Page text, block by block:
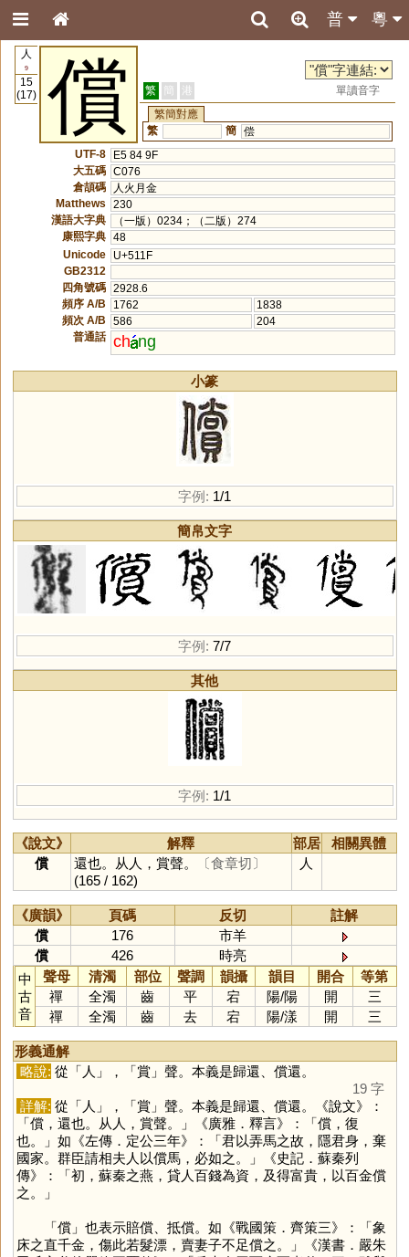
粵
普
人
9
15
(17)
償 繁 簡 港
單讀音字
繁簡對應
繁
簡 偿
UTF-8
E5 84 9F
大五碼 C076
倉頡碼
人火月金
Matthews
230
漢語大字典
（一版）0234；（二版）274
康熙字典 48
Unicode
U+511F
GB2312
四角號碼 2928.6
頻序 A/B
1762
1838
頻次 A/B
586
204
普通話 ch ng
小篆
字例: 1/1
簡帛文字
字例: 7/7
其他
字例: 1/1
《說文》 解釋 部居
相關異體
償
還也。从人，賞聲。
〔食章切〕
(165 / 162)
人
《廣韻》 頁碼 反切
註解
償
176
市羊
償
426
時亮
中
古
音
聲母 清濁 部位 聲調 韻攝 韻目 開合
等第
禪
全濁 齒 平 宕 陽/陽 開
三
禪
全濁 齒 去 宕 陽/漾 開 三
形義通解
略說: 從「人 」，「賞」聲。本義是歸還、償還。
19 字
詳解: 從「人 」，「賞」聲。本義是歸還、償還。《說文》：
「償，還也。从人，賞聲。」《廣雅．釋言》：「償，復
也。」如《左傳．定公三年》：「君以弄馬之故，隱君身，棄
國家。群臣請相夫人以償馬，必如之。」《史記．蘇秦列
傳》：「初，蘇秦之燕，貸人百錢為資，及得富貴，以百金償
之。」
「償」也表示賠償、抵償。如《戰國策．齊策三》：「象
床之直千金，傷此若髮漂，賣妻子不足償之。」《漢書．嚴朱